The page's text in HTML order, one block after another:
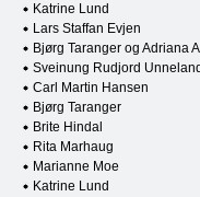
Katrine Lund
Lars Staffan Evjen
Bjørg Taranger og Adriana
Sveinung Rudjord Unneland
Carl Martin Hansen
Bjørg Taranger
Brite Hindal
Rita Marhaug
Marianne Moe
Katrine Lund